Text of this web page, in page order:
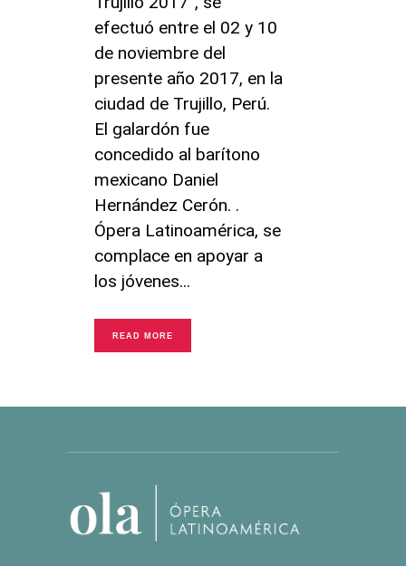
efectuó entre el 02 y 10
de noviembre del
presente año 2017, en la
ciudad de Trujillo, Perú.
El galardón fue
concedido al barítono
mexicano Daniel
Hernández Cerón. .
Ópera Latinoamérica, se
complace en apoyar a
los jóvenes
READ MORE